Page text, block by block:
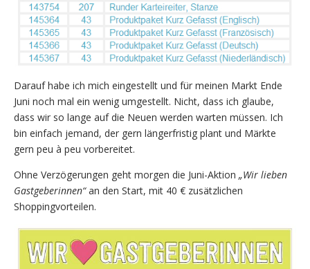
Darauf habe ich mich eingestellt und für meinen Markt Ende
Juni noch mal ein wenig umgestellt. Nicht, dass ich glaube,
dass wir so lange auf die Neuen werden warten müssen. Ich
bin einfach jemand, der gern längerfristig plant und Märkte
gern peu à peu vorbereitet.
Ohne Verzögerungen geht morgen die Juni-Aktion „Wir lieben
Gastgeberinnen“an den Start, mit 40 € zusätzlichen
Shoppingvorteilen.